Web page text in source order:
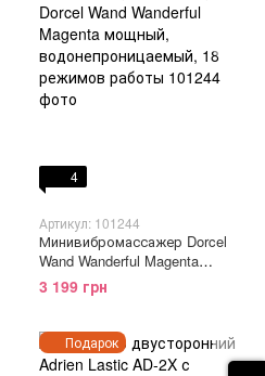
4
Артикул: 101244
Минивибромассажер Dorcel
Wand Wanderful Magenta
мощный,
водонепроницаемый, 18
3 199 грн
Подарок